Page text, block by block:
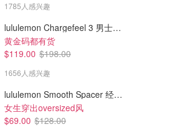
1785人感兴趣
lululemon Chargefeel 3 男士运动鞋
黄金码都有货
$119.00 $198.00
1656人感兴趣
lululemon Smooth Spacer 经典卫衣
女生穿出oversized风
$69.00 $128.00